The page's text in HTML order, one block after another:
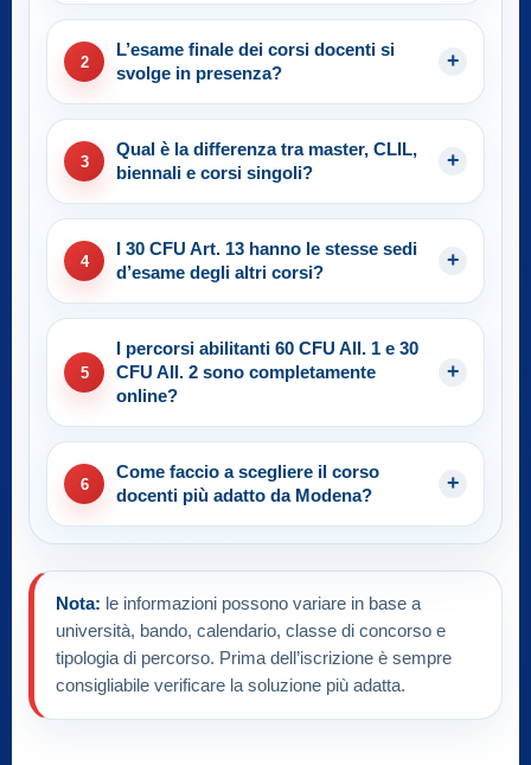
2
L’esame finale dei corsi docenti si
svolge in presenza?
3
Qual è la differenza tra master, CLIL,
biennali e corsi singoli?
4
I 30 CFU Art. 13 hanno le stesse sedi
d’esame degli altri corsi?
5
I percorsi abilitanti 60 CFU All. 1 e 30
CFU All. 2 sono completamente
online?
6
Come faccio a scegliere il corso
docenti più adatto da Modena?
Nota: le informazioni possono variare in base a
università, bando, calendario, classe di concorso e
tipologia di percorso. Prima dell’iscrizione è sempre
consigliabile verificare la soluzione più adatta.